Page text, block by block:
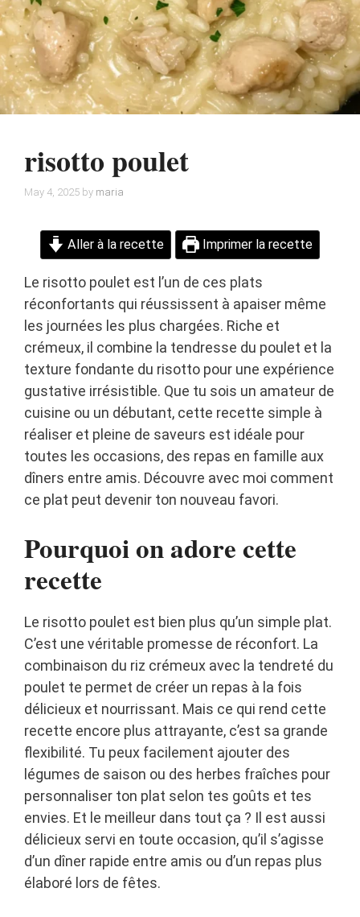
risotto poulet
May 4, 2025 by maria
Aller à la recette Imprimer la recette
Le risotto poulet est l’un de ces plats
réconfortants qui réussissent à apaiser même
les journées les plus chargées. Riche et
crémeux, il combine la tendresse du poulet et la
texture fondante du risotto pour une expérience
gustative irrésistible. Que tu sois un amateur de
cuisine ou un débutant, cette recette simple à
réaliser et pleine de saveurs est idéale pour
toutes les occasions, des repas en famille aux
dîners entre amis. Découvre avec moi comment
ce plat peut devenir ton nouveau favori.
Pourquoi on adore cette
recette
Le risotto poulet est bien plus qu’un simple plat.
C’est une véritable promesse de réconfort. La
combinaison du riz crémeux avec la tendreté du
poulet te permet de créer un repas à la fois
délicieux et nourrissant. Mais ce qui rend cette
recette encore plus attrayante, c’est sa grande
flexibilité. Tu peux facilement ajouter des
légumes de saison ou des herbes fraîches pour
personnaliser ton plat selon tes goûts et tes
envies. Et le meilleur dans tout ça ? Il est aussi
délicieux servi en toute occasion, qu’il s’agisse
d’un dîner rapide entre amis ou d’un repas plus
élaboré lors de fêtes.